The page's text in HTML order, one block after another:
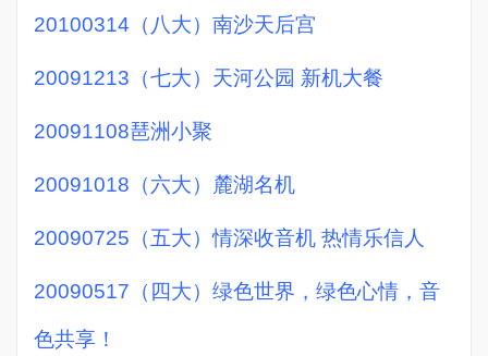
20100314（八大）南沙天后宫
20091213（七大）天河公园 新机大餐
20091108琶洲小聚
20091018（六大）麓湖名机
20090725（五大）情深收音机 热情乐信人
20090517（四大）绿色世界，绿色心情，音
色共享！